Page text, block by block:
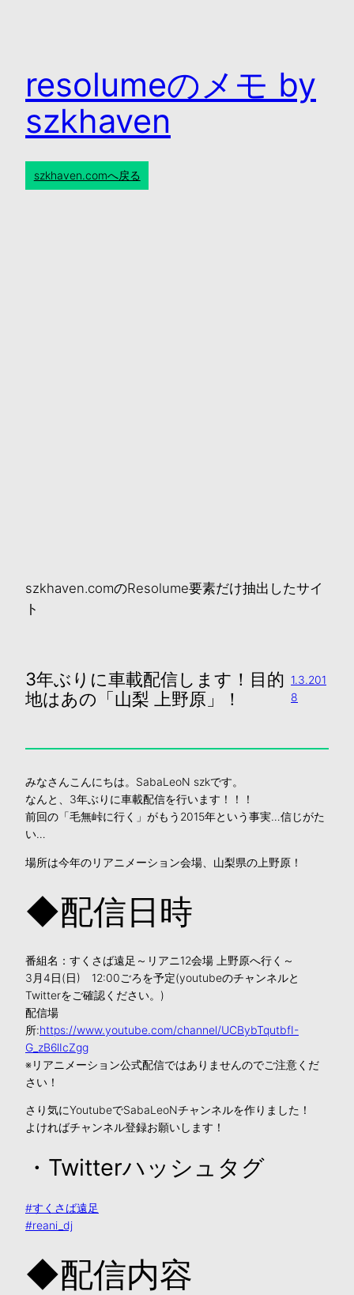
resolumeのメモ by
szkhaven
szkhaven.comへ戻る
szkhaven.comのResolume要素だけ抽出したサイ
ト
3年ぶりに車載配信します！目的
地はあの「山梨 上野原」！
1.3.201
8
みなさんこんにちは。SabaLeoN szkです。
なんと、3年ぶりに車載配信を行います！！！
前回の「毛無峠に行く」がもう2015年という事実…信じがた
い…
場所は今年のリアニメーション会場、山梨県の上野原！
◆配信日時
番組名：すくさば遠足～リアニ12会場 上野原へ行く～
3月4日(日) 12:00ごろを予定(youtubeのチャンネルと
Twitterをご確認ください。)
配信場
所:https://www.youtube.com/channel/UCBybTqutbfI-
G_zB6lIcZgg
※リアニメーション公式配信ではありませんのでご注意くだ
さい！
さり気にYoutubeでSabaLeoNチャンネルを作りました！
よければチャンネル登録お願いします！
・Twitterハッシュタグ
#すくさば遠足
#reani_dj
◆配信内容